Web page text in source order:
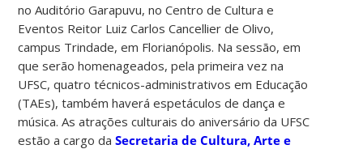
no Auditório Garapuvu, no Centro de Cultura e
Eventos Reitor Luiz Carlos Cancellier de Olivo,
campus Trindade, em Florianópolis. Na sessão, em
que serão homenageados, pela primeira vez na
UFSC, quatro técnicos-administrativos em Educação
(TAEs), também haverá espetáculos de dança e
música. As atrações culturais do aniversário da UFSC
estão a cargo daSecretaria de Cultura, Arte e